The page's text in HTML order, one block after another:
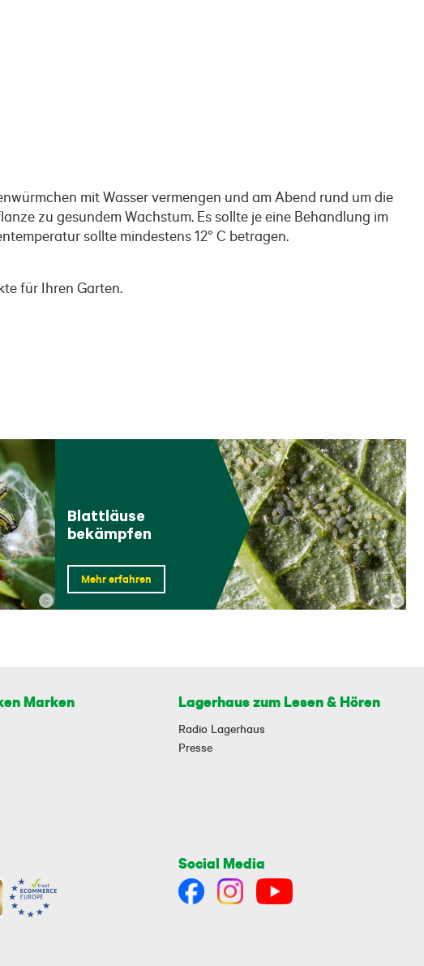
mit Wasser vermengen und am Abend rund um die
zu gesundem Wachstum. Es sollte je eine Behandlung im
sollte mindestens 12° C betragen.
für Ihren Garten.
©
Blattläuse
bekämpfen
Mehr erfahren
©
Marken Lagerhaus zum Lesen & Hören
Radio Lagerhaus
Presse
Social Media